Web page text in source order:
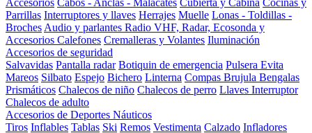
Accesorios Cabos - Anclas - Malacates Cubierta y Cabina Cocinas y
Parrillas Interruptores y llaves Herrajes Muelle Lonas - Toldillas -
Broches Audio y parlantes Radio VHF, Radar, Ecosonda y
Accesorios Calefones Cremalleras y Volantes Iluminación
Accesorios de seguridad
Salvavidas Pantalla radar Botiquin de emergencia Pulsera Evita
Mareos Silbato Espejo Bichero Linterna Compas Brujula Bengalas
Prismáticos Chalecos de niño Chalecos de perro Llaves Interruptor
Chalecos de adulto
Accesorios de Deportes Náuticos
Tiros Inflables Tablas Ski Remos Vestimenta Calzado Infladores